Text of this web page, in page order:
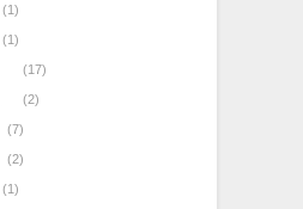
1
1
17
2
7
2
1